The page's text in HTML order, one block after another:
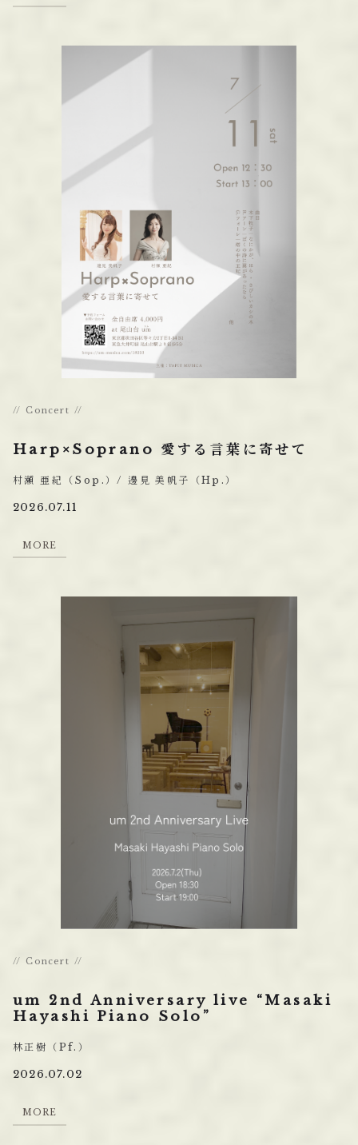
MORE
Concert
Harp×Soprano 愛する言葉に寄せて
村瀬 亜紀（Sop.）/ 邊見 美帆子（Hp.）
2026.07.11
MORE
MORE
Concert
um 2nd Anniversary live “Masaki
Hayashi Piano Solo”
林正樹（Pf.）
2026.07.02
MORE
MORE